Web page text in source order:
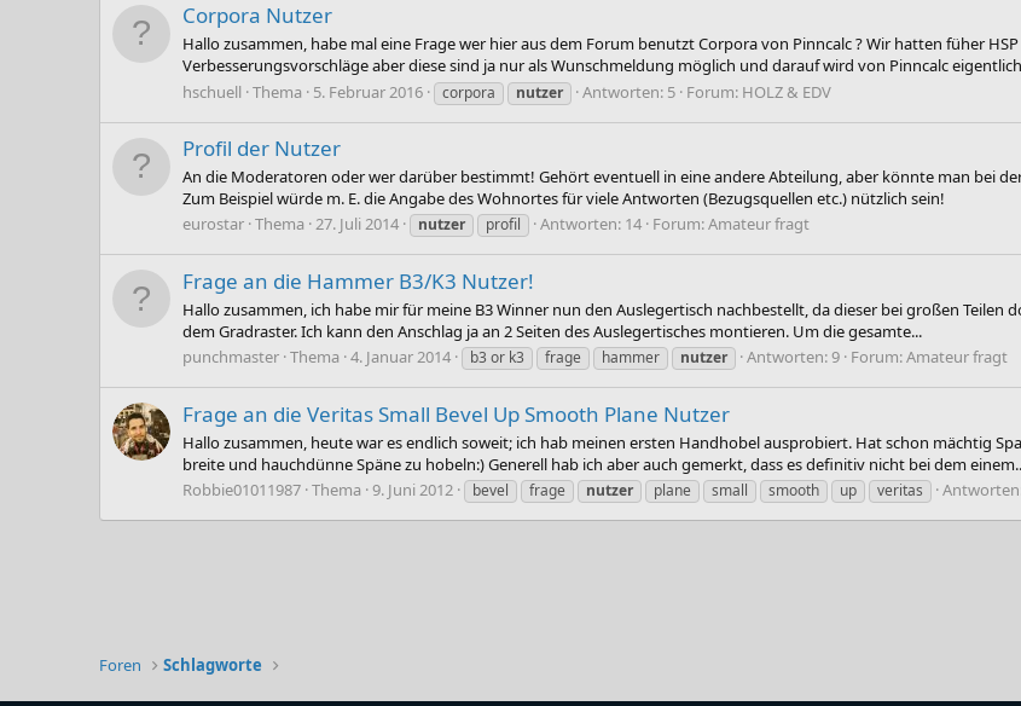
Corpora Nutzer
Hallo zusammen, habe mal eine Frage wer hier aus dem Forum benutzt Corpora von Pinncalc ? Wir hatten füher
Verbesserungsvorschläge aber diese sind ja nur als Wunschmeldung möglich und darauf wird von Pinncalc
hschuell Thema 5. Februar 2016 corpora nutzer Antworten: 5 Forum: HOLZ & EDV
Profil der Nutzer
An die Moderatoren oder wer darüber bestimmt! Gehört eventuell in eine andere Abteilung, aber könnte man bei
Zum Beispiel würde m. E. die Angabe des Wohnortes für viele Antworten (Bezugsquellen etc.) nützlich sein!
eurostar Thema 27. Juli 2014 nutzer profil Antworten: 14 Forum:Amateur fragt
Frage an die Hammer B3/K3 Nutzer!
Hallo zusammen, ich habe mir für meine B3 Winner nun den Auslegertisch nachbestellt, da dieser bei großen Teilen
dem Gradraster. Ich kann den Anschlag ja an 2 Seiten des Auslegertisches montieren. Um die gesamte...
punchmaster Thema 4. Januar 2014 b3 or k3 frage hammer nutzer Antworten: 9 Forum:Amateur fragt
Frage an die Veritas Small Bevel Up Smooth Plane Nutzer
Hallo zusammen, heute war es endlich soweit; ich hab meinen ersten Handhobel ausprobiert. Hat schon mächtig
breite und hauchdünne Späne zu hobeln:) Generell hab ich aber auch gemerkt, dass es definitiv nicht bei dem
Robbie01011987 Thema 9. Juni 2012 bevel frage nutzer plane small smooth up veritas
Foren Schlagworte